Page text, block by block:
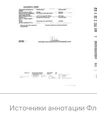
Источники аннотации